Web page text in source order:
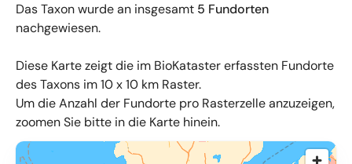
Das Taxon wurde an insgesamt 5 Fundorten
nachgewiesen.
Diese Karte zeigt die im BioKataster erfassten Fundorte
des Taxons im 10 x 10 km Raster.
Um die Anzahl der Fundorte pro Rasterzelle anzuzeigen,
zoomen Sie bitte in die Karte hinein.
© OpenMapTiles OpenStreetMap , 34u GmbH